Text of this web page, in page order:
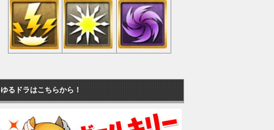
ゆるドラはこちらから！